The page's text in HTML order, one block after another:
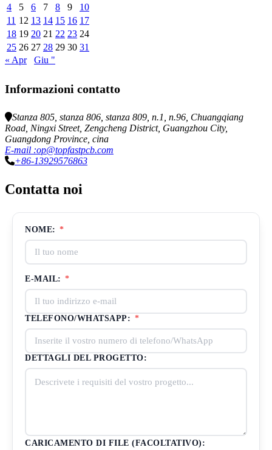
4
5 6 7 8 9
10
11 12 13 14 15 16 17
18 19 20 21 22 23 24
25 26 27 28 29 30 31
« Apr
Giu "
Informazioni contatto
Stanza 805, stanza 806, stanza 809, n.1, n.96, Chuangqiang
Road, Ningxi Street, Zengcheng District, Guangzhou City,
Guangdong Province, cina
E-mail :op@topfastpcb.com
+86-13929576863
Contatta noi
NOME: *
E-MAIL: *
TELEFONO/WHATSAPP: *
DETTAGLI DEL PROGETTO:
CARICAMENTO DI FILE (FACOLTATIVO):